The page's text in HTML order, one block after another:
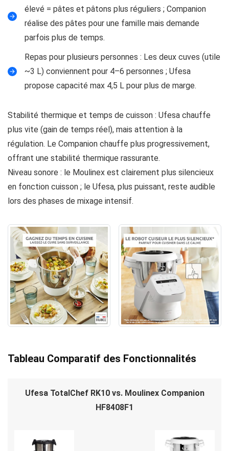
élevé = pâtes et pâtons plus réguliers ; Companion
réalise des pâtes pour une famille mais demande
parfois plus de temps.
Repas pour plusieurs personnes : Les deux cuves (utile
~3 L) conviennent pour 4–6 personnes ; Ufesa
propose capacité max 4,5 L pour plus de marge.
Stabilité thermique et temps de cuisson : Ufesa chauffe
plus vite (gain de temps réel), mais attention à la
régulation. Le Companion chauffe plus progressivement,
offrant une stabilité thermique rassurante.
Niveau sonore : le Moulinex est clairement plus silencieux
en fonction cuisson ; le Ufesa, plus puissant, reste audible
lors des phases de mixage intensif.
Tableau Comparatif des Fonctionnalités
Ufesa TotalChef RK10 vs. Moulinex Companion
HF8408F1